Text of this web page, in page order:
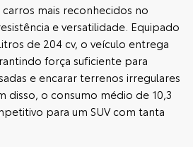
mais reconhecidos no
e versatilidade. Equipado
de 204 cv, o veículo entrega
força suficiente para
e encarar terrenos irregulares
disso, o consumo médio de 10,3
para um SUV com tanta